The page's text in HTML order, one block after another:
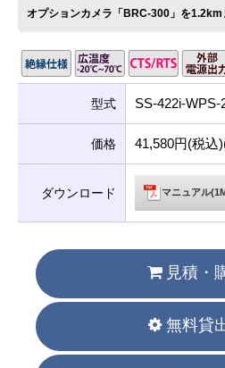
オプションカメラ「BRC-300」を1.2km
型式 SS-422i-WPS-
価格 41,580円(税込
ダウンロード マニュアル
見積・
無料貸